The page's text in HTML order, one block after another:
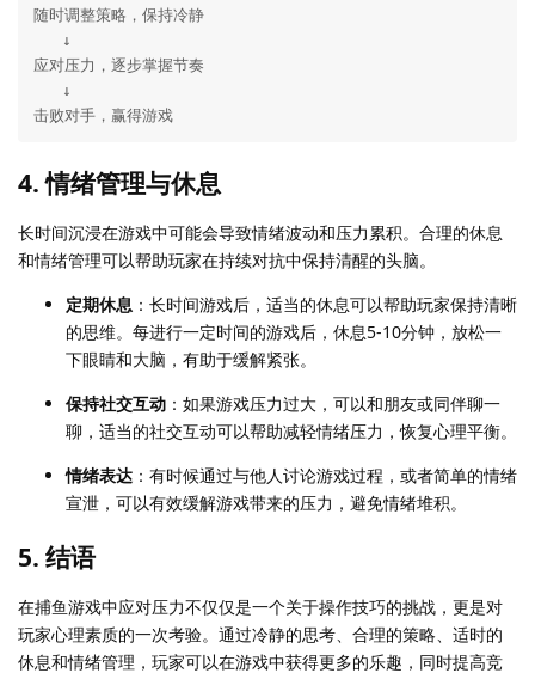
随时调整策略，保持冷静
   ↓
应对压力，逐步掌握节奏
   ↓
击败对手，赢得游戏
4. 情绪管理与休息
长时间沉浸在游戏中可能会导致情绪波动和压力累积。合理的休息
和情绪管理可以帮助玩家在持续对抗中保持清醒的头脑。
定期休息 ：长时间游戏后，适当的休息可以帮助玩家保持清晰
的思维。每进行一定时间的游戏后，休息5-10分钟，放松一
下眼睛和大脑，有助于缓解紧张。
保持社交互动 ：如果游戏压力过大，可以和朋友或同伴聊一
聊，适当的社交互动可以帮助减轻情绪压力，恢复心理平衡。
情绪表达 ：有时候通过与他人讨论游戏过程，或者简单的情绪
宣泄，可以有效缓解游戏带来的压力，避免情绪堆积。
5. 结语
在捕鱼游戏中应对压力不仅仅是一个关于操作技巧的挑战，更是对
玩家心理素质的一次考验。通过冷静的思考、合理的策略、适时的
休息和情绪管理，玩家可以在游戏中获得更多的乐趣，同时提高竞